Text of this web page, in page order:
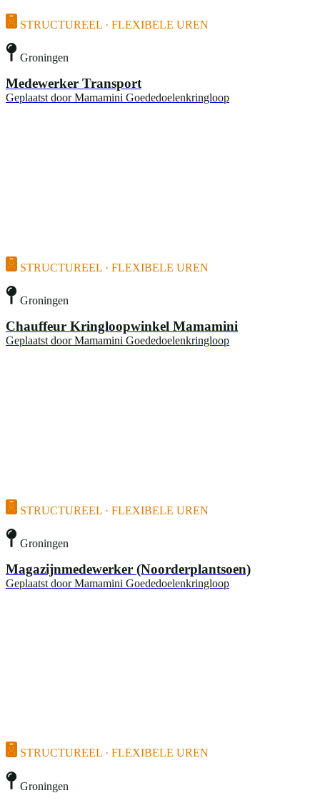
STRUCTUREEL · FLEXIBELE UREN
Groningen
Medewerker Transport
Geplaatst door Mamamini Goededoelenkringloop
STRUCTUREEL · FLEXIBELE UREN
Groningen
Chauffeur Kringloopwinkel Mamamini
Geplaatst door Mamamini Goededoelenkringloop
STRUCTUREEL · FLEXIBELE UREN
Groningen
Magazijnmedewerker (Noorderplantsoen)
Geplaatst door Mamamini Goededoelenkringloop
STRUCTUREEL · FLEXIBELE UREN
Groningen